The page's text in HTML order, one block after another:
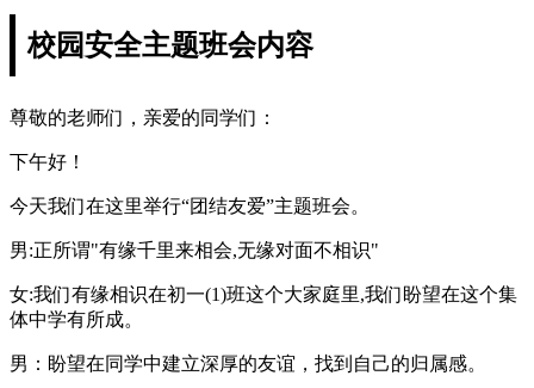
校园安全主题班会内容
尊敬的老师们，亲爱的同学们：
下午好！
今天我们在这里举行“团结友爱”主题班会。
男:正所谓"有缘千里来相会,无缘对面不相识"
女:我们有缘相识在初一(1)班这个大家庭里,我们盼望在这个集
体中学有所成。
男：盼望在同学中建立深厚的友谊，找到自己的归属感。